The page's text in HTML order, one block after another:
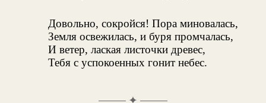
Довольно, сокройся! Пора миновалась,
Земля освежилась, и буря промчалась,
И ветер, лаская листочки древес,
Тебя с успокоенных гонит небес.
✦